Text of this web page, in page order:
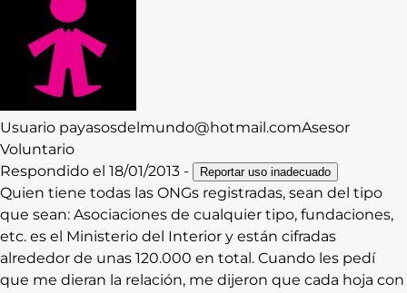
Usuario payasosdelmundo@hotmail.comAsesor
Voluntario
Respondido el 18/01/2013 - Reportar uso inadecuado
Quien tiene todas las ONGs registradas, sean del tipo
que sean: Asociaciones de cualquier tipo, fundaciones,
etc. es el Ministerio del Interior y están cifradas
alrededor de unas 120.000 en total. Cuando les pedí
que me dieran la relación, me dijeron que cada hoja con